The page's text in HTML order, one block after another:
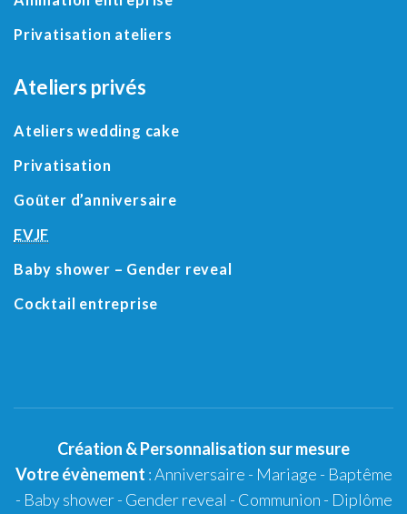
Privatisation ateliers
Ateliers privés
Ateliers wedding cake
Privatisation
Goûter d’anniversaire
EVJF
Baby shower – Gender reveal
Cocktail entreprise
Création &Personnalisation sur mesure
Votre évènement :Anniversaire - Mariage - Baptême
- Baby shower- Gender reveal - Communion - Diplôme